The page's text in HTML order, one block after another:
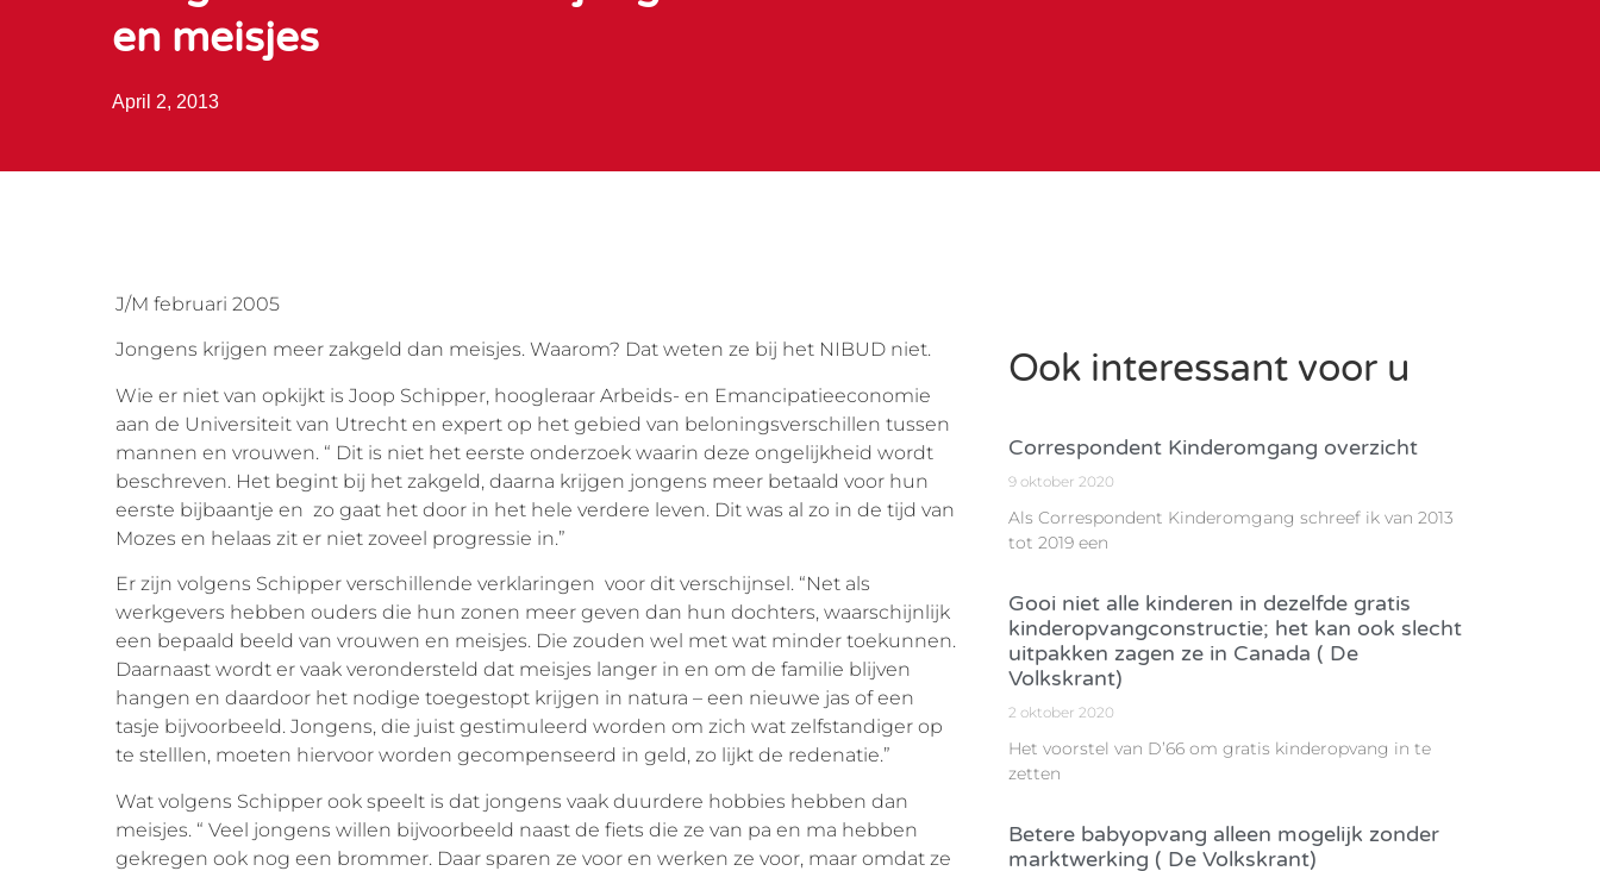
en meisjes
April 2, 2013
J/M februari 2005
Jongens krijgen meer zakgeld dan meisjes. Waarom? Dat weten ze bij het NIBUD niet.
Wie er niet van opkijkt is Joop Schipper, hoogleraar Arbeids- en Emancipatieeconomie
aan de Universiteit van Utrecht en expert op het gebied van beloningsverschillen tussen
mannen en vrouwen. “ Dit is niet het eerste onderzoek waarin deze ongelijkheid wordt
beschreven. Het begint bij het zakgeld, daarna krijgen jongens meer betaald voor hun
eerste bijbaantje en zo gaat het door in het hele verdere leven. Dit was al zo in de tijd van
Mozes en helaas zit er niet zoveel progressie in.”
Er zijn volgens Schipper verschillende verklaringen voor dit verschijnsel. “Net als
werkgevers hebben ouders die hun zonen meer geven dan hun dochters, waarschijnlijk
een bepaald beeld van vrouwen en meisjes. Die zouden wel met wat minder toekunnen.
Daarnaast wordt er vaak verondersteld dat meisjes langer in en om de familie blijven
hangen en daardoor het nodige toegestopt krijgen in natura – een nieuwe jas of een
tasje bijvoorbeeld. Jongens, die juist gestimuleerd worden om zich wat zelfstandiger op
te stelllen, moeten hiervoor worden gecompenseerd in geld, zo lijkt de redenatie.”
Wat volgens Schipper ook speelt is dat jongens vaak duurdere hobbies hebben dan
meisjes. “ Veel jongens willen bijvoorbeeld naast de fiets die ze van pa en ma hebben
gekregen ook nog een brommer. Daar sparen ze voor en werken ze voor, maar omdat ze
Ook interessant voor u
Correspondent Kinderomgang overzicht
9 oktober 2020
Als Correspondent Kinderomgang schreef ik van 2013
tot 2019 een
Gooi niet alle kinderen in dezelfde gratis
kinderopvangconstructie; het kan ook slecht
uitpakken zagen ze in Canada ( De
Volkskrant)
2 oktober 2020
Het voorstel van D’66 om gratis kinderopvang in te
zetten
Betere babyopvang alleen mogelijk zonder
marktwerking ( De Volkskrant)